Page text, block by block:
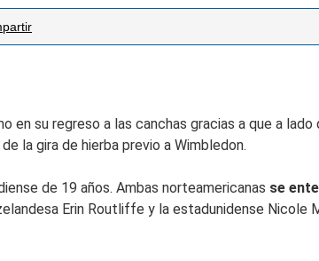
en su regreso a las canchas gracias a que a
la gira de hierba previo a Wimbledon.
de 19 años. Ambas norteamericanas se
Erin Routliffe y la estadunidense